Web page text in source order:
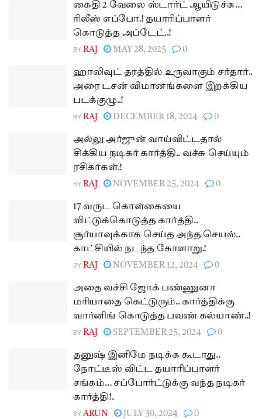
கைதி 2 வேலை ஸ்டார்ட் ஆயிடுச்சு…
ரிலீஸ் எப்போ.! தயாரிப்பாளர்
கொடுத்த அப்டேட்..!
BY RAJ MAY 28, 2025 0
ஹாலிவுட் தரத்தில் உருவாகும் சர்தார்..
அரை டசன் விமானங்களை இறக்கிய
படக்குழு..!
BY RAJ DECEMBER 18, 2024 0
அல்லு அர்ஜுன் வாய்விட்டதால்
சிக்கிய நடிகர் கார்த்தி.. வச்சு செய்யும்
ரசிகர்கள்.!
BY RAJ NOVEMBER 25, 2024 0
17 வருட கொள்கையை
விட்டுக்கொடுத்த கார்த்தி..
சூர்யாவுக்காக செய்த அந்த செயல்..
காட்சியில் நடந்த கோளாறு.!
BY RAJ NOVEMBER 12, 2024 0
அதை வச்சி ஜோக் பண்ணுனா
மரியாதை கெட்டுரும்.. கார்த்திக்கு
வார்னிங் கொடுத்த பவண் கல்யாண்..!
BY RAJ SEPTEMBER 25, 2024 0
தனுஷ் இனிமே நடிக்க கூடாது..
நோட்டீஸ் விட்ட தயாரிப்பாளர்
சங்கம்… சப்போர்ட்டுக்கு வந்த நடிகர்
கார்த்தி!.
BY ARUN JULY 30, 2024 0